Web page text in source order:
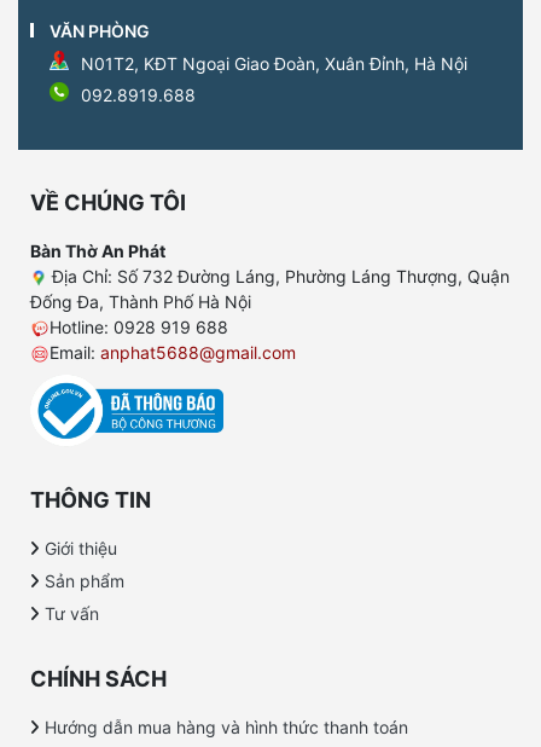
VĂN PHÒNG
N01T2, KĐT Ngoại Giao Đoàn, Xuân Đỉnh, Hà Nội
092.8919.688
VỀ CHÚNG TÔI
Bàn Thờ An Phát
Địa Chỉ: Số 732 Đường Láng, Phường Láng Thượng, Quận
Đống Đa, Thành Phố Hà Nội
Hotline: 0928 919 688
Email: anphat5688@gmail.com
THÔNG TIN
Giới thiệu
Sản phẩm
Tư vấn
CHÍNH SÁCH
Hướng dẫn mua hàng và hình thức thanh toán